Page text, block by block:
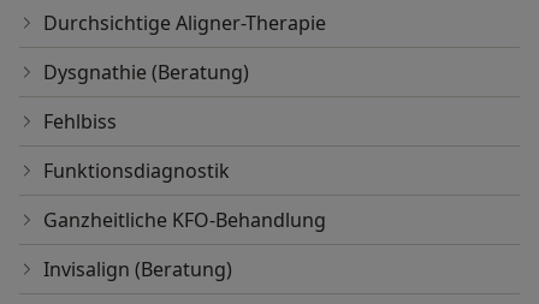
Durchsichtige Aligner-Therapie
Dysgnathie (Beratung)
Fehlbiss
Funktionsdiagnostik
Ganzheitliche KFO-Behandlung
Invisalign (Beratung)